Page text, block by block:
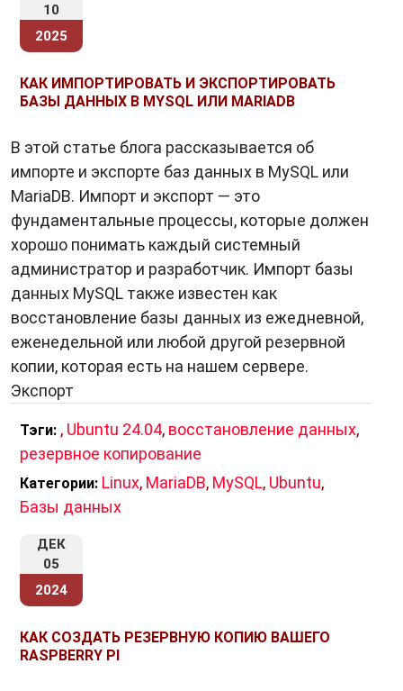
10
2025
КАК ИМПОРТИРОВАТЬ И ЭКСПОРТИРОВАТЬ
БАЗЫ ДАННЫХ В MYSQL ИЛИ MARIADB
В этой статье блога рассказывается об
импорте и экспорте баз данных в MySQL или
MariaDB. Импорт и экспорт — это
фундаментальные процессы, которые должен
хорошо понимать каждый системный
администратор и разработчик. Импорт базы
данных MySQL также известен как
восстановление базы данных из ежедневной,
еженедельной или любой другой резервной
копии, которая есть на нашем сервере.
Экспорт
Тэги: , Ubuntu 24.04, восстановление данных,
резервное копирование
Категории: Linux, MariaDB, MySQL, Ubuntu,
Базы данных
ДЕК
05
2024
КАК СОЗДАТЬ РЕЗЕРВНУЮ КОПИЮ ВАШЕГО
RASPBERRY PI